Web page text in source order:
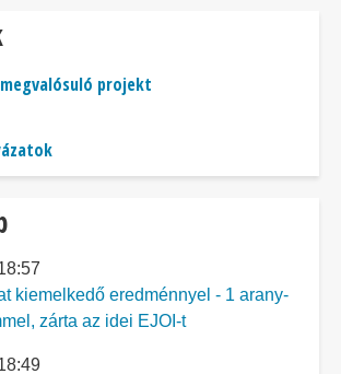
projekt
kiemelkedő eredménnyel - 1 arany-
zárta az idei EJOI-t